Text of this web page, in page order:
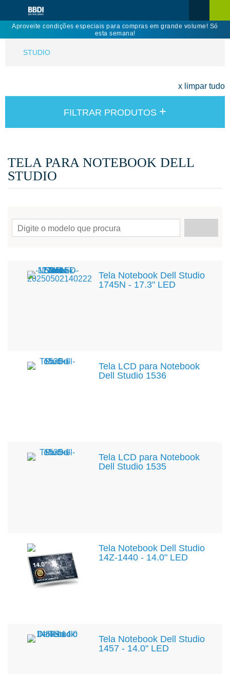
Aproveite condições especiais para compras em grande volume! Só
esta semana!
STUDIO
x limpar tudo
FILTRAR PRODUTOS +
TELA PARA NOTEBOOK DELL
STUDIO
Tela Notebook Dell Studio
1745N - 17.3" LED
Tela LCD para Notebook
Dell Studio 1536
Tela LCD para Notebook
Dell Studio 1535
Tela Notebook Dell Studio
14Z-1440 - 14.0" LED
Tela Notebook Dell Studio
1457 - 14.0" LED